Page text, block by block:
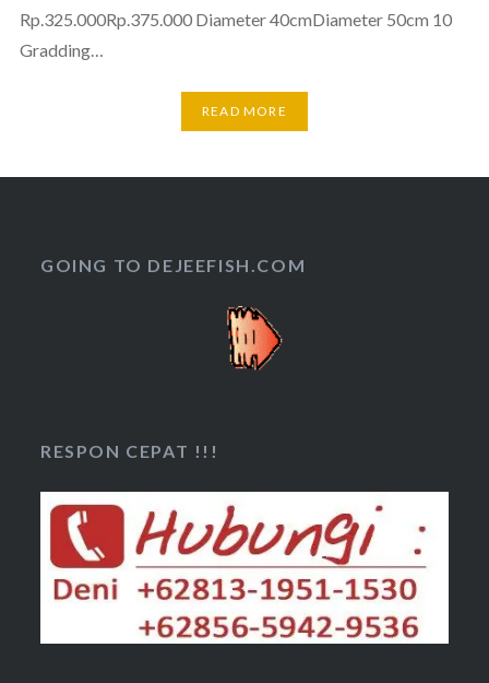
Rp.325.000Rp.375.000 Diameter 40cmDiameter 50cm 10
Gradding…
READ MORE
GOING TO DEJEEFISH.COM
RESPON CEPAT !!!